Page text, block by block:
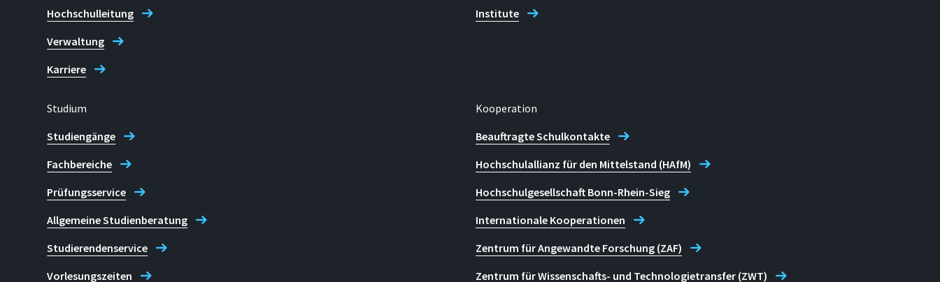
Hochschulleitung
Verwaltung
Karriere
Institute
Studium
Studiengänge
Fachbereiche
Prüfungsservice
Allgemeine Studienberatung
Studierendenservice
Vorlesungszeiten
Kooperation
Beauftragte Schulkontakte
Hochschulallianz für den Mittelstand (HAfM)
Hochschulgesellschaft Bonn-Rhein-Sieg
Internationale Kooperationen
Zentrum für Angewandte Forschung (ZAF)
Zentrum für Wissenschafts- und Technologietransfer (ZWT)